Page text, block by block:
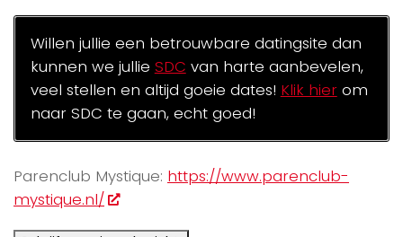
Willen jullie een betrouwbare datingsite dan
kunnen we jullie SDC van harte aanbevelen,
veel stellen en altijd goeie dates! Klik hierom
naar SDC te gaan, echt goed!
Parenclub Mystique: https://www.parenclub-
mystique.nl/